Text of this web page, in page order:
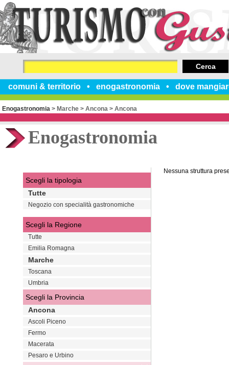
comuni & territorio enogastronomia dove
Cerca
Enogastronomia > Marche > Ancona > Ancona
Enogastronomia
Nessuna struttura
Scegli la tipologia
Tutte
Negozio con specialità gastronomiche
Scegli la Regione
Tutte
Emilia Romagna
Marche
Toscana
Umbria
Scegli la Provincia
Ancona
Ascoli Piceno
Fermo
Macerata
Pesaro e Urbino